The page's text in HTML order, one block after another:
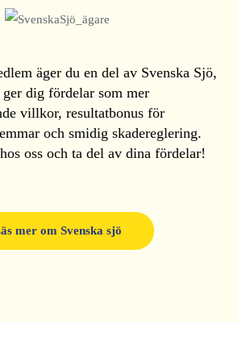
äger du en del av Svenska Sjö,
dig fördelar som mer
villkor, resultatbonus för
och smidig skadereglering.
oss och ta del av dina fördelar!
mer om Svenska sjö